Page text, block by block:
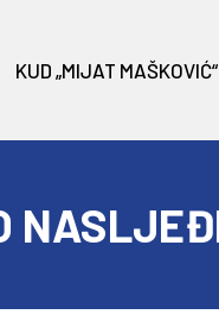
KUD „MIJAT MAŠKOVIĆ“